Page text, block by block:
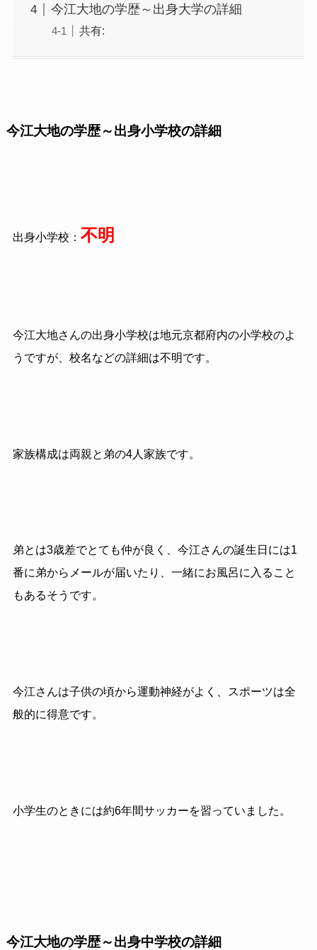
今江大地の学歴～出身大学の詳細
共有:
今江大地の学歴～出身小学校の詳細
出身小学校： 不明
今江大地さんの出身小学校は地元京都府内の小学校のよ
うですが、校名などの詳細は不明です。
家族構成は両親と弟の4人家族です。
弟とは3歳差でとても仲が良く、今江さんの誕生日には1
番に弟からメールが届いたり、一緒にお風呂に入ること
もあるそうです。
今江さんは子供の頃から運動神経がよく、スポーツは全
般的に得意です。
小学生のときには約6年間サッカーを習っていました。
今江大地の学歴～出身中学校の詳細